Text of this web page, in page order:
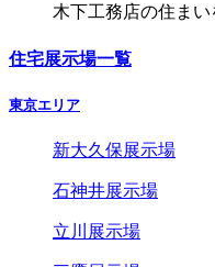
木下工務店の住ま
住宅展示場一覧
東京エリア
新大久保展示場
石神井展示場
立川展示場